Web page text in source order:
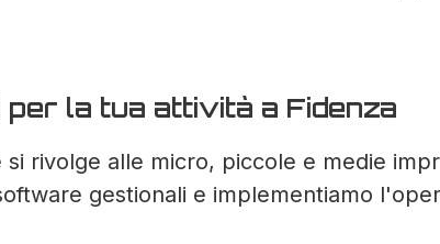
la tua attività a Fidenza
rivolge alle micro, piccole e medie
gestionali e implementiamo